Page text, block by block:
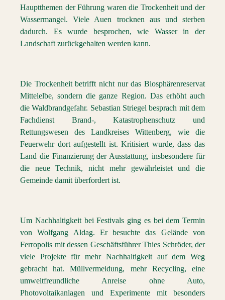
Hauptthemen der Führung waren die Trockenheit und der
Wassermangel. Viele Auen trocknen aus und sterben
dadurch. Es wurde besprochen, wie Wasser in der
Landschaft zurückgehalten werden kann.
Die Trockenheit betrifft nicht nur das Biosphärenreservat
Mittelelbe, sondern die ganze Region. Das erhöht auch
die Waldbrandgefahr. Sebastian Striegel besprach mit dem
Fachdienst Brand-, Katastrophenschutz und
Rettungswesen des Landkreises Wittenberg, wie die
Feuerwehr dort aufgestellt ist. Kritisiert wurde, dass das
Land die Finanzierung der Ausstattung, insbesondere für
die neue Technik, nicht mehr gewährleistet und die
Gemeinde damit überfordert ist.
Um Nachhaltigkeit bei Festivals ging es bei dem Termin
von Wolfgang Aldag. Er besuchte das Gelände von
Ferropolis mit dessen Geschäftsführer Thies Schröder, der
viele Projekte für mehr Nachhaltigkeit auf dem Weg
gebracht hat. Müllvermeidung, mehr Recycling, eine
umweltfreundliche Anreise ohne Auto,
Photovoltaikanlagen und Experimente mit besonders